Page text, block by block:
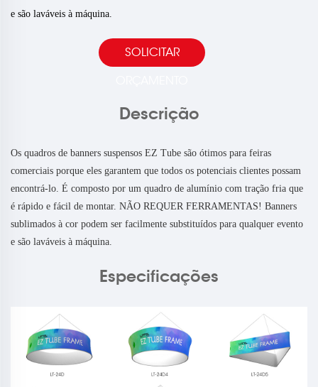
e são laváveis à máquina.
SOLICITAR
Descrição
Os quadros de banners suspensos EZ Tube são ótimos para feiras
comerciais porque eles garantem que todos os potenciais clientes possam
encontrá-lo. É composto por um quadro de alumínio com tração fria que
é rápido e fácil de montar. NÃO REQUER FERRAMENTAS! Banners
sublimados à cor podem ser facilmente substituídos para qualquer evento
e são laváveis à máquina.
Especificações